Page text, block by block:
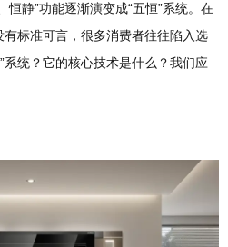
恒静”功能逐渐演变成“五恒”系统。在
有标准可言，很多消费者往往陷入选
系统？它的核心技术是什么？我们应